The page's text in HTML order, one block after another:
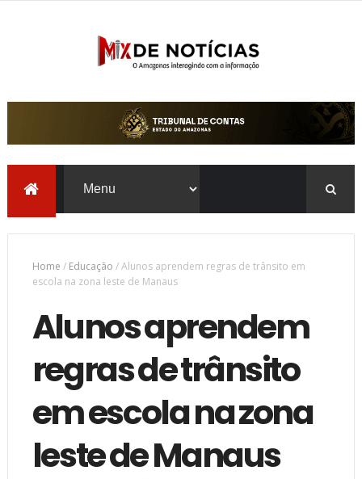
Home / Educação /Alunos aprendem regras de trânsito em
escola na zona leste de Manaus
Alunos aprendem
regras de trânsito
em escola na zona
leste de Manaus